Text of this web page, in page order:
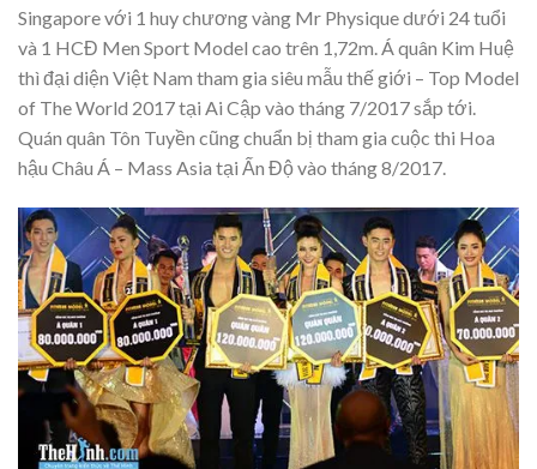
Singapore với 1 huy chương vàng Mr Physique dưới 24 tuổi
và 1 HCĐ Men Sport Model cao trên 1,72m. Á quân Kim Huệ
thì đại diện Việt Nam tham gia siêu mẫu thế giới – Top Model
of The World 2017 tại Ai Cập vào tháng 7/2017 sắp tới.
Quán quân Tôn Tuyền cũng chuẩn bị tham gia cuộc thi Hoa
hậu Châu Á – Mass Asia tại Ấn Độ vào tháng 8/2017.